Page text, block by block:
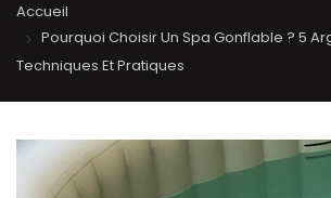
Accueil
Pourquoi Choisir Un Spa Gonflable ? 5
Techniques Et Pratiques